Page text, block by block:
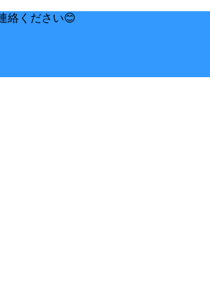
絡ください😊